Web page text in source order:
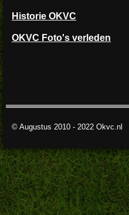
Historie OKVC
OKVC Foto's verleden
© Augustus 2010 - 2022 Okvc.nl